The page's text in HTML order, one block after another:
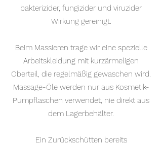
bakterizider, fungizider und viruzider
Wirkung gereinigt.
Beim Massieren trage wir eine spezielle
Arbeitskleidung mit kurzärmeligen
Oberteil, die regelmäßig gewaschen wird.
Massage-Öle werden nur aus Kosmetik-
Pumpflaschen verwendet, nie direkt aus
dem Lagerbehälter.
Ein Zurückschütten bereits